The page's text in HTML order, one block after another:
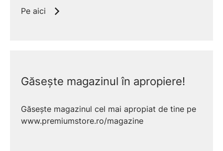
Pe aici
Găsește magazinul în apropiere!
Găsește magazinul cel mai apropiat de tine pe
www.premiumstore.ro/magazine